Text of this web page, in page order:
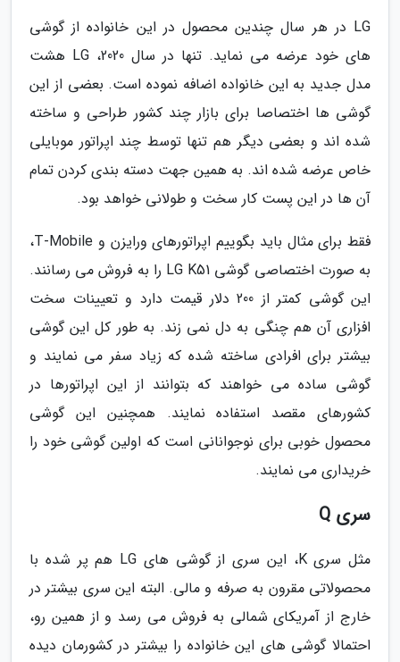
LG در هر سال چندین محصول در این خانواده از گوشی
های خود عرضه می نماید. تنها در سال 2020، LG هشت
مدل جدید به این خانواده اضافه نموده است. بعضی از این
گوشی ها اختصاصا برای بازار چند کشور طراحی و ساخته
شده اند و بعضی دیگر هم تنها توسط چند اپراتور موبایلی
خاص عرضه شده اند. به همین جهت دسته بندی کردن تمام
آن ها در این پست کار سخت و طولانی خواهد بود.
فقط برای مثال باید بگوییم اپراتورهای ورایزن و T-Mobile،
به صورت اختصاصی گوشی LG K51 را به فروش می رسانند.
این گوشی کمتر از 200 دلار قیمت دارد و تعیینات سخت
افزاری آن هم چنگی به دل نمی زند. به طور کل این گوشی
بیشتر برای افرادی ساخته شده که زیاد سفر می نمایند و
گوشی ساده می خواهند که بتوانند از این اپراتورها در
کشورهای مقصد استفاده نمایند. همچنین این گوشی
محصول خوبی برای نوجوانانی است که اولین گوشی خود را
خریداری می نمایند.
سری Q
مثل سری K، این سری از گوشی های LG هم پر شده با
محصولاتی مقرون به صرفه و مالی. البته این سری بیشتر در
خارج از آمریکای شمالی به فروش می رسد و از همین رو،
احتمالا گوشی های این خانواده را بیشتر در کشورمان دیده